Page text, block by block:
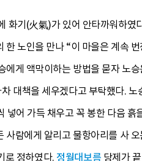
화기(火氣)가 있어 안타까워하였
노인을 만나 “이 마을은 계속
게 액막이하는 방법을 묻자 노
대책을 세우겠다고 부탁했다. 노
어 가득 채우고 꼭 봉한 다음 흙
람에게 알리고 물항아리를 사 오
로 정하였다. 정월대보름 당제가